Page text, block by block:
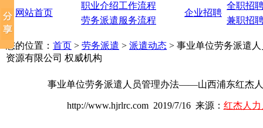
网站首页
职业介绍工作流程
企业招聘
全职招
劳务派遣服务流程
兼职招
您的位置： 首页 > 劳务派遣 > 派遣动态 > 事业单位劳务派遣
资源有限公司 权威机构
事业单位劳务派遣人员管理办法——山西浦东红杰
http://www.hjrlrc.com 2019/7/16 来源： 红杰人